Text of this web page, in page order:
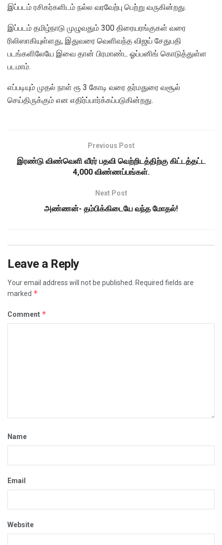
இப்படம் ரசிகர்களிடம் நல்ல வரவேற்பு பெற்று வருகின்றது.
இப்படம் தமிழ்நாடு முழுவதும் 300 திரையரங்குகள் வரை
ரிலிஸாகியுள்ளது, இதுவரை வெளிவந்த விஜய் சேதுபதி
படங்களிலேயே இவை தான் பிரமாண்ட ஓப்பனிங் கொடுத்துள்ள
படமாம்.
எப்படியும் முதல் நாள் ரூ 3 கோடி வரை தர்மதுரை வசூல்
செய்திருக்கும் என எதிர்ப்பார்க்கப்படுகின்றது.
Previous Post
இரண்டு விண்வெளி வீரர் பதவி வெற்றிடத்திற்கு கிட்டத்தட்ட
4,000 விண்ணப்பங்கள்.
Next Post
அண்ணன்- தம்பிக்கிடையே வந்த மோதல்!
Leave a Reply
Your email address will not be published. Required fields are
marked *
Comment *
Name
Email
Website